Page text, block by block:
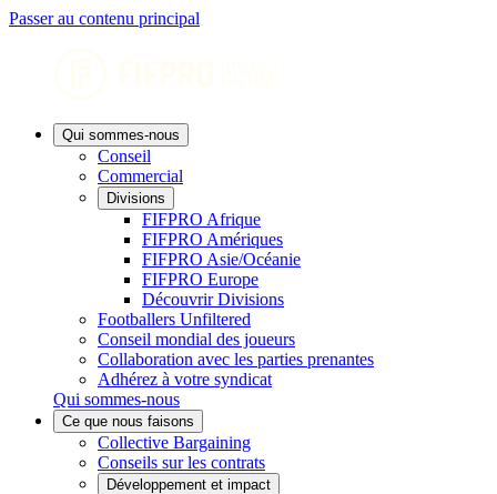
Passer au contenu principal
Qui sommes-nous
Conseil
Commercial
Divisions
FIFPRO Afrique
FIFPRO Amériques
FIFPRO Asie/Océanie
FIFPRO Europe
Découvrir Divisions
Footballers Unfiltered
Conseil mondial des joueurs
Collaboration avec les parties prenantes
Adhérez à votre syndicat
Qui sommes-nous
Ce que nous faisons
Collective Bargaining
Conseils sur les contrats
Développement et impact